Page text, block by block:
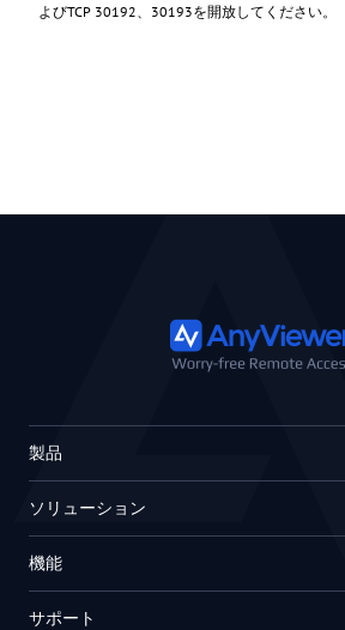
よびTCP 30192、30193を開放してください。
製品
ソリューション
機能
サポート